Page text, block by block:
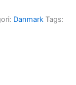
Danmark Tags: